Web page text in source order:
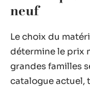
neuf
Le choix du
détermine le prix
grandes familles
catalogue actuel,